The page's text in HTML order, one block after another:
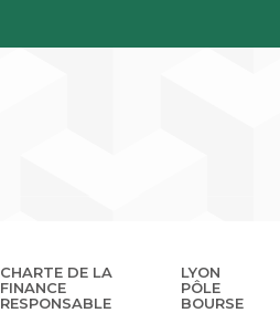
CHARTE DE LA
FINANCE
RESPONSABLE
LYON
PÔLE
BOURSE